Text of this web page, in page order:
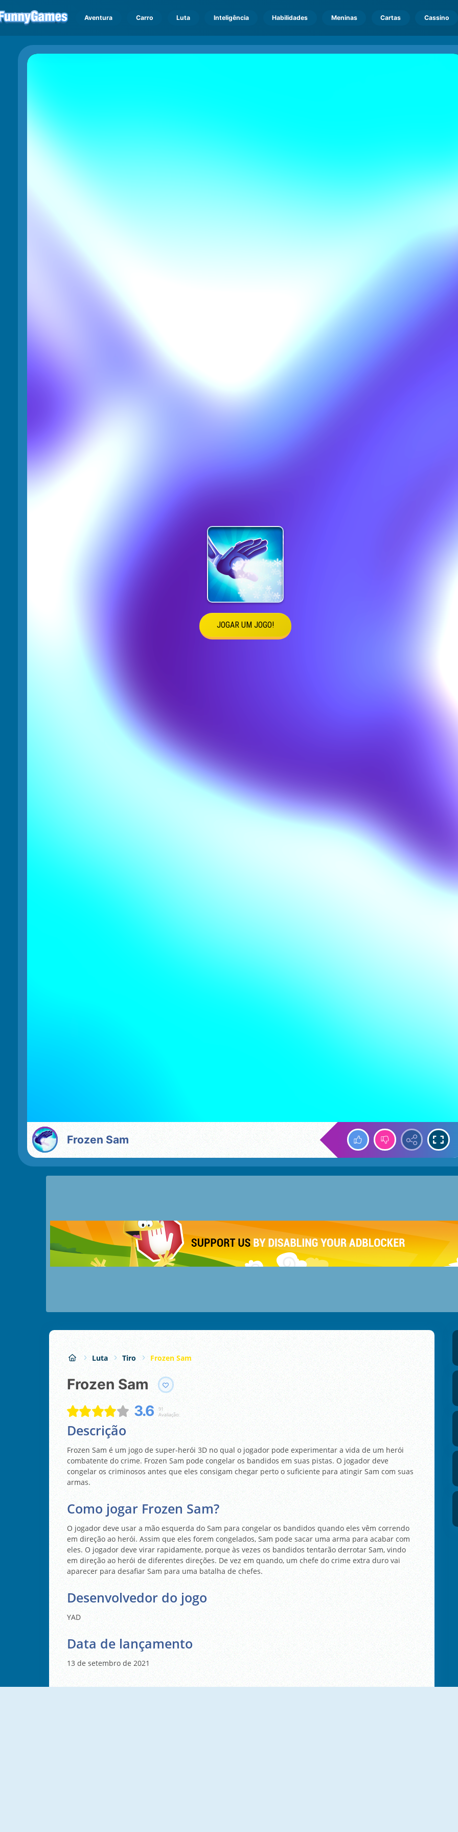
Aventura Carro Luta Inteligência Habilidades Meninas Cartas Cassino
Frozen Sam
Luta Tiro Frozen Sam
Frozen Sam
3.6
91
Avaliação:
Descrição
Frozen Sam é um jogo de super-herói 3D no qual o jogador pode experimentar a vida de um herói
combatente do crime. Frozen Sam pode congelar os bandidos em suas pistas. O jogador deve
congelar os criminosos antes que eles consigam chegar perto o suficiente para atingir Sam com suas
armas.
Como jogar Frozen Sam?
O jogador deve usar a mão esquerda do Sam para congelar os bandidos quando eles vêm correndo
em direção ao herói. Assim que eles forem congelados, Sam pode sacar uma arma para acabar com
eles. O jogador deve virar rapidamente, porque às vezes os bandidos tentarão derrotar Sam, vindo
em direção ao herói de diferentes direções. De vez em quando, um chefe do crime extra duro vai
aparecer para desafiar Sam para uma batalha de chefes.
Desenvolvedor do jogo
YAD
Data de lançamento
13 de setembro de 2021